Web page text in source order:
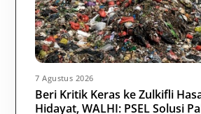
7 Agustus 2026
Beri Kritik Keras ke Zulkifli
Hidayat, WALHI: PSEL Solusi